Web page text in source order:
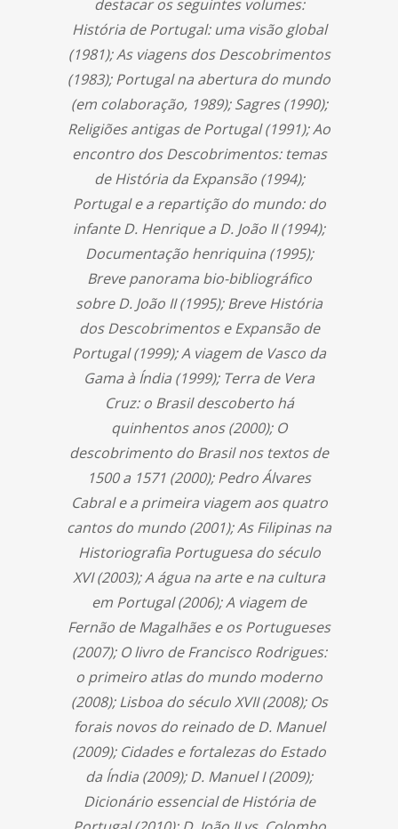
destacar os seguintes volumes:
História de Portugal: uma visão global
(1981); As viagens dos Descobrimentos
(1983); Portugal na abertura do mundo
(em colaboração, 1989); Sagres (1990);
Religiões antigas de Portugal (1991); Ao
encontro dos Descobrimentos: temas
de História da Expansão (1994);
Portugal e a repartição do mundo: do
infante D. Henrique a D. João II (1994);
Documentação henriquina (1995);
Breve panorama bio-bibliográfico
sobre D. João II (1995); Breve História
dos Descobrimentos e Expansão de
Portugal (1999); A viagem de Vasco da
Gama à Índia (1999); Terra de Vera
Cruz: o Brasil descoberto há
quinhentos anos (2000); O
descobrimento do Brasil nos textos de
1500 a 1571 (2000); Pedro Álvares
Cabral e a primeira viagem aos quatro
cantos do mundo (2001); As Filipinas na
Historiografia Portuguesa do século
XVI (2003); A água na arte e na cultura
em Portugal (2006); A viagem de
Fernão de Magalhães e os Portugueses
(2007); O livro de Francisco Rodrigues:
o primeiro atlas do mundo moderno
(2008); Lisboa do século XVII (2008); Os
forais novos do reinado de D. Manuel
(2009); Cidades e fortalezas do Estado
da Índia (2009); D. Manuel I (2009);
Dicionário essencial de História de